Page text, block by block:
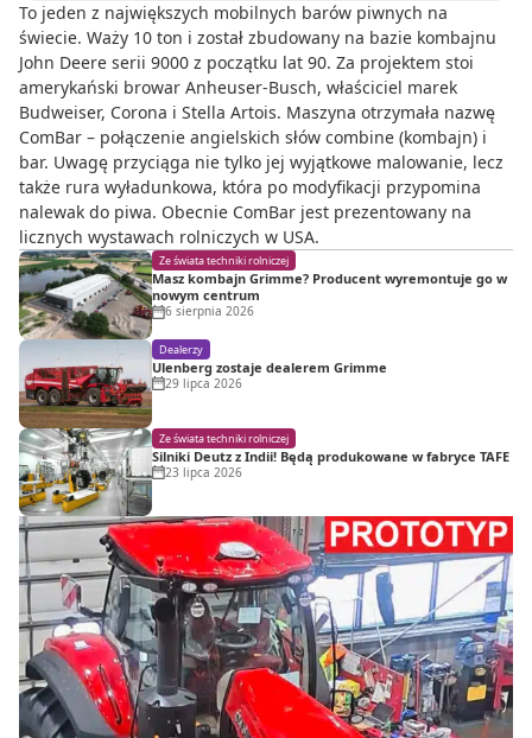
To jeden z największych mobilnych barów piwnych na
świecie. Waży 10 ton i został zbudowany na bazie kombajnu
John Deere serii 9000 z początku lat 90. Za projektem stoi
amerykański browar Anheuser-Busch, właściciel marek
Budweiser, Corona i Stella Artois. Maszyna otrzymała nazwę
ComBar – połączenie angielskich słów combine (kombajn) i
bar. Uwagę przyciąga nie tylko jej wyjątkowe malowanie, lecz
także rura wyładunkowa, która po modyfikacji przypomina
nalewak do piwa. Obecnie ComBar jest prezentowany na
licznych wystawach rolniczych w USA.
Ze świata techniki rolniczej
Masz kombajn Grimme? Producent wyremontuje go w
nowym centrum
6 sierpnia 2026
Dealerzy
Ulenberg zostaje dealerem Grimme
29 lipca 2026
Ze świata techniki rolniczej
Silniki Deutz z Indii! Będą produkowane w fabryce TAFE
23 lipca 2026